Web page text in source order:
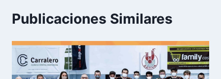
Publicaciones Similares